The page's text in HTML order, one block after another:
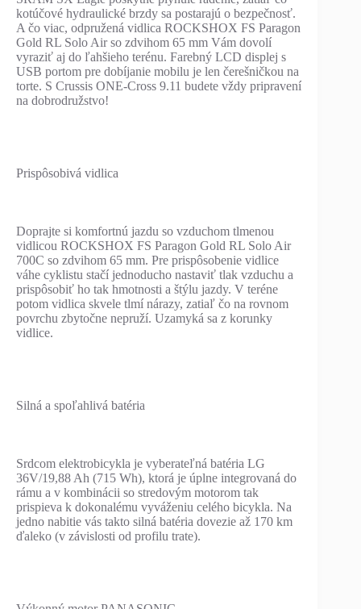
kotúčové hydraulické brzdy sa postarajú o bezpečnosť.
A čo viac, odpružená vidlica ROCKSHOX FS Paragon
Gold RL Solo Air so zdvihom 65 mm Vám dovolí
vyraziť aj do ľahšieho terénu. Farebný LCD displej s
USB portom pre dobíjanie mobilu je len čerešničkou na
torte. S Crussis ONE-Cross 9.11 budete vždy pripravení
na dobrodružstvo!
Prispôsobivá vidlica
Doprajte si komfortnú jazdu so vzduchom tlmenou
vidlicou ROCKSHOX FS Paragon Gold RL Solo Air
700C so zdvihom 65 mm. Pre prispôsobenie vidlice
váhe cyklistu stačí jednoducho nastaviť tlak vzduchu a
prispôsobiť ho tak hmotnosti a štýlu jazdy. V teréne
potom vidlica skvele tlmí nárazy, zatiaľ čo na rovnom
povrchu zbytočne nepruží. Uzamyká sa z korunky
vidlice.
Silná a spoľahlivá batéria
Srdcom elektrobicykla je vyberateľná batéria LG
36V/19,88 Ah (715 Wh), ktorá je úplne integrovaná do
rámu a v kombinácii so stredovým motorom tak
prispieva k dokonalému vyváženiu celého bicykla. Na
jedno nabitie vás takto silná batéria dovezie až 170 km
ďaleko (v závislosti od profilu trate).